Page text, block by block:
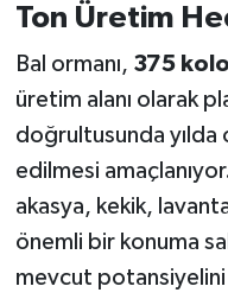
Ton Üretim
Bal ormanı, 375
üretim alanı olarak
doğrultusunda yılda
edilmesi
akasya, kekik,
önemli bir konuma
mevcut